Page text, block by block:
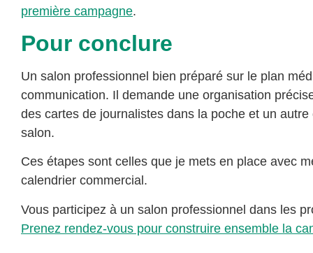
première campagne.
Pour conclure
Un salon professionnel bien préparé sur le plan
communication. Il demande une organisation
des cartes de journalistes dans la poche et un
salon.
Ces étapes sont celles que je mets en place avec
calendrier commercial.
Vous participez à un salon professionnel dans les
Prenez rendez-vous pour construire ensemble la